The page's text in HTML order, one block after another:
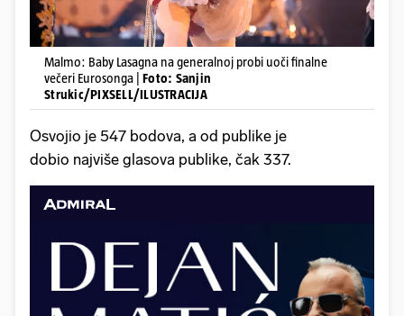
Malmo: Baby Lasagna na generalnoj probi uoči finalne
večeri Eurosonga | Foto: Sanjin
Strukic/PIXSELL/ILUSTRACIJA
Osvojio je 547 bodova, a od publike je
dobio najviše glasova publike, čak 337.